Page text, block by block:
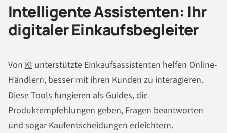
Intelligente Assistenten: Ihr
digitaler Einkaufsbegleiter
Von KI unterstützte Einkaufsassistenten helfen Online-
Händlern, besser mit ihren Kunden zu interagieren.
Diese Tools fungieren als Guides, die
Produktempfehlungen geben, Fragen beantworten
und sogar Kaufentscheidungen erleichtern.